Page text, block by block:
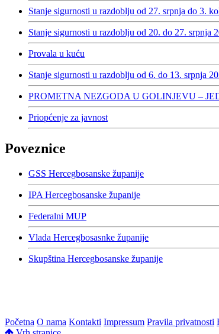
Stanje sigurnosti u razdoblju od 27. srpnja do 3.
Stanje sigurnosti u razdoblju od 20. do 27. srpnja
Provala u kuću
Stanje sigurnosti u razdoblju od 6. do 13. srpnja
PROMETNA NEZGODA U GOLINJEVU –
Priopćenje za javnost
Poveznice
GSS Hercegbosanske županije
IPA Hercegbosanske županije
Federalni MUP
Vlada Hercegbosasnke županije
Skupština Hercegbosanske županije
Početna O nama Kontakti Impressum Pravila privatnosti